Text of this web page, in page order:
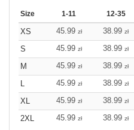
Size 1-11 12-35
XS 45.99 zł 38.99 zł
S
45.99 zł 38.99 zł
M
45.99 zł 38.99 zł
L
45.99 zł 38.99 zł
XL
45.99 zł 38.99 zł
2XL
45.99 zł 38.99 zł